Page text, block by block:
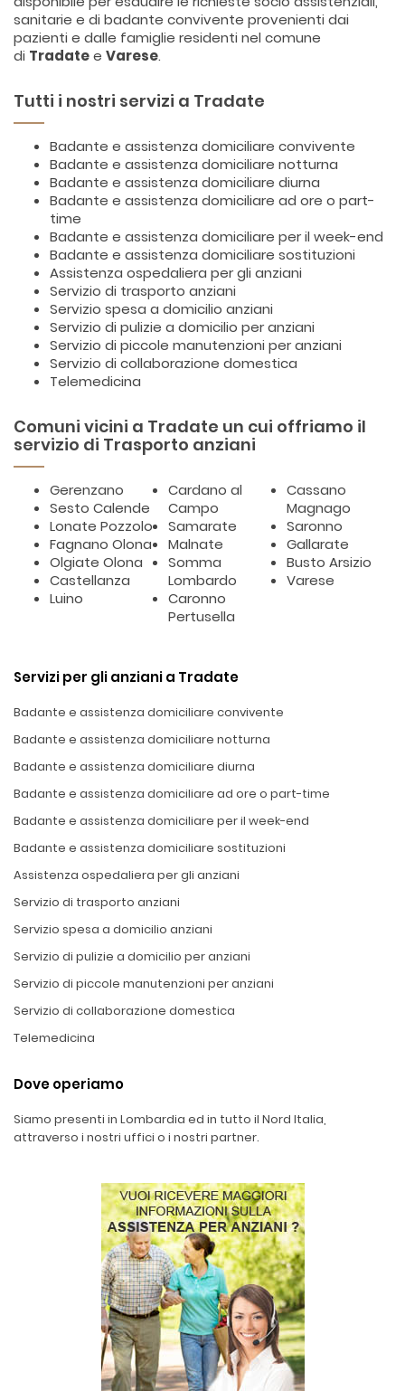
sanitarie e di badante convivente provenienti dai
pazienti e dalle famiglie residenti nel comune
di Tradatee Varese.
Tutti i nostri servizi a Tradate
Badante e assistenza domiciliare convivente
Badante e assistenza domiciliare notturna
Badante e assistenza domiciliare diurna
Badante e assistenza domiciliare ad ore o part-
time
Badante e assistenza domiciliare per il week-end
Badante e assistenza domiciliare sostituzioni
Assistenza ospedaliera per gli anziani
Servizio di trasporto anziani
Servizio spesa a domicilio anziani
Servizio di pulizie a domicilio per anziani
Servizio di piccole manutenzioni per anziani
Servizio di collaborazione domestica
Telemedicina
Comuni vicini a Tradate un cui offriamo il
servizio di Trasporto anziani
Gerenzano
Sesto Calende
Lonate Pozzolo
Fagnano Olona
Olgiate Olona
Castellanza
Luino
Cardano al
Campo
Samarate
Malnate
Somma
Lombardo
Caronno
Pertusella
Cassano
Magnago
Saronno
Gallarate
Busto Arsizio
Varese
Servizi per gli anziani a Tradate
Badante e assistenza domiciliare convivente
Badante e assistenza domiciliare notturna
Badante e assistenza domiciliare diurna
Badante e assistenza domiciliare ad ore o part-time
Badante e assistenza domiciliare per il week-end
Badante e assistenza domiciliare sostituzioni
Assistenza ospedaliera per gli anziani
Servizio di trasporto anziani
Servizio spesa a domicilio anziani
Servizio di pulizie a domicilio per anziani
Servizio di piccole manutenzioni per anziani
Servizio di collaborazione domestica
Telemedicina
Dove operiamo
Siamo presenti in Lombardia ed in tutto il Nord Italia,
attraverso i nostri uffici o i nostri partner.